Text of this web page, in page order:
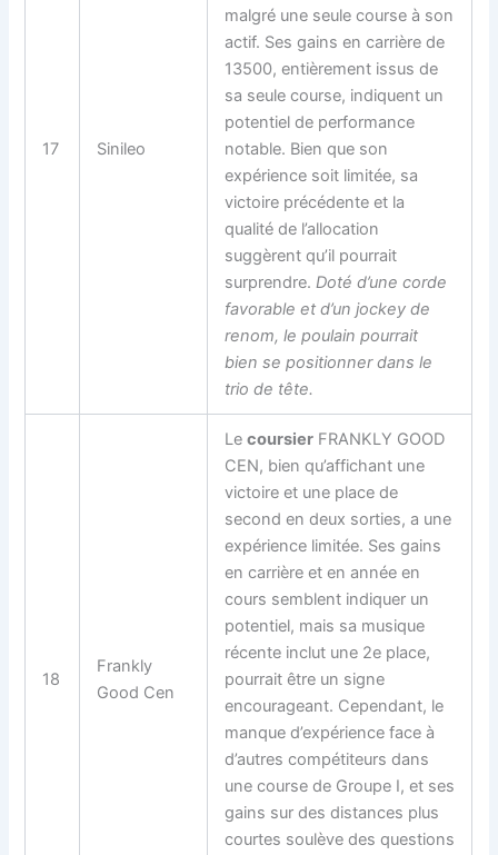
17 Sinileo
malgré une seule course à son
actif. Ses gains en carrière de
13500, entièrement issus de
sa seule course, indiquent un
potentiel de performance
notable. Bien que son
expérience soit limitée, sa
victoire précédente et la
qualité de l’allocation
suggèrent qu’il pourrait
surprendre. Doté d’une corde
favorable et d’un jockey de
renom, le poulain pourrait
bien se positionner dans le
trio de tête.
18
Frankly
Good Cen
Lecoursier FRANKLY GOOD
CEN, bien qu’affichant une
victoire et une place de
second en deux sorties, a une
expérience limitée. Ses gains
en carrière et en année en
cours semblent indiquer un
potentiel, mais sa musique
récente inclut une 2e place,
pourrait être un signe
encourageant. Cependant, le
manque d’expérience face à
d’autres compétiteurs dans
une course de Groupe I, et ses
gains sur des distances plus
courtes soulève des questions